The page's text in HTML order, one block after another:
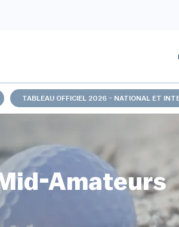
TABLEAU OFFICIEL 2026 - NATIONAL ET
Amateurs